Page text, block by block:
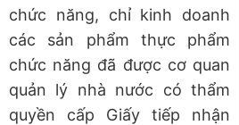
chức năng, chỉ kinh doanh
các sản phẩm thực phẩm
chức năng đã được cơ quan
quản lý nhà nước có thẩm
quyền cấp Giấy tiếp nhận